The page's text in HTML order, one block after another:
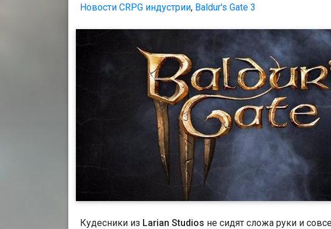
Новости CRPG индустрии, Baldur's Gate 3
Кудесники из Larian Studios не сидят сложа руки и